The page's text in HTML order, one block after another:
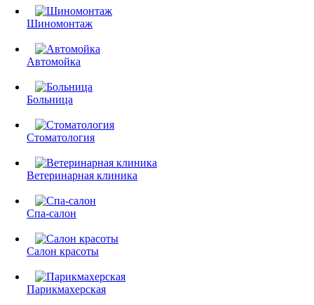
Шиномонтаж
Автомойка
Больница
Стоматология
Ветеринарная клиника
Спа-салон
Салон красоты
Парикмахерская